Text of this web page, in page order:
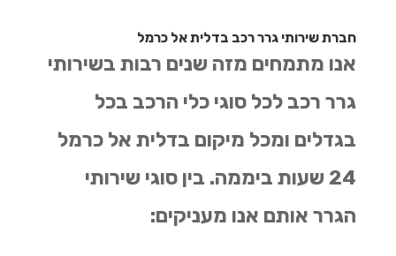
חברת שירותי גרר רכב בדלית אל כרמל
אנו מתמחים מזה שנים רבות בשירותי
גרר רכב לכל סוגי כלי הרכב בכל
בגדלים ומכל מיקום בדלית אל כרמל
24 שעות ביממה. בין סוגי שירותי
הגרר אותם אנו מעניקים: